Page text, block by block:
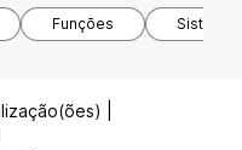
Funções
|